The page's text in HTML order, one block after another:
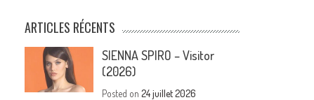
ARTICLES RÉCENTS
SIENNA SPIRO – Visitor
(2026)
Posted on24 juillet 2026